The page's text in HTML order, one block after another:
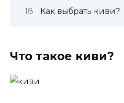
Как выбрать киви?
Что такое киви?